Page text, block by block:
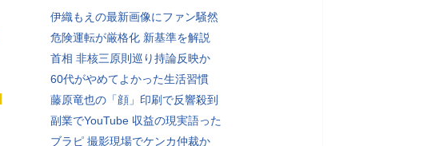
伊織もえの最新画像にファン騒然
危険運転が厳格化 新基準を解説
首相 非核三原則巡り持論反映か
60代がやめてよかった生活習慣
藤原竜也の「顔」印刷で反響殺到
副業でYouTube 収益の現実語った
ブラピ 撮影現場でケンカ仲裁か